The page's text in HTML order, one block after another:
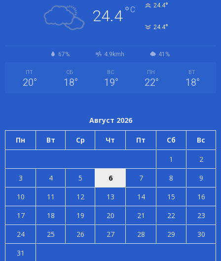
24.4°C 24.4°
24.4°
67% 4.9kmh 41%
ПТ
20°
СБ
18°
ВС
19°
ПН
22°
ВТ
18°
Август 2026
Пн Вт Ср Чт Пт Сб Вс
1
2
3
4 5 6 7 8
9
10
11 12 13 14 15
16
17
18 19 20 21 22
23
24
25 26 27 28 29
30
31